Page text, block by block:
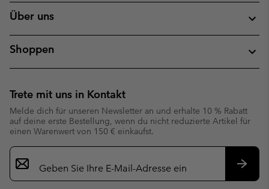
Über uns
Shoppen
Trete mit uns in Kontakt
Melde dich für unseren Newsletter an und erhalte 10 % Rabatt
auf deine erste Bestellung, wenn du nicht reduzierte Artikel für
einen Warenwert von 150 € einkaufst.
Newsletter-
Anmeldung